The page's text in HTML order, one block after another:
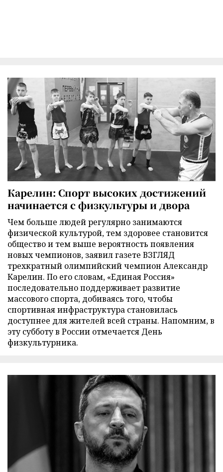
Карелин: Спорт высоких достижений
начинается с физкультуры и двора
Чем больше людей регулярно занимаются
физической культурой, тем здоровее становится
общество и тем выше вероятность появления
новых чемпионов, заявил газете ВЗГЛЯД
трехкратный олимпийский чемпион Александр
Карелин. По его словам, «Единая Россия»
последовательно поддерживает развитие
массового спорта, добиваясь того, чтобы
спортивная инфраструктура становилась
доступнее для жителей всей страны. Напомним, в
эту субботу в России отмечается День
физкультурника.